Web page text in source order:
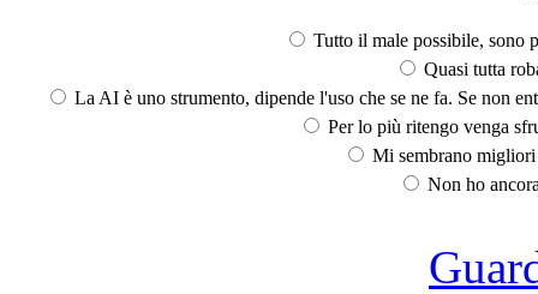
Tutto il male possibile, sono
Quasi tutta
La AI è uno strumento, dipende l'uso che se ne fa. Se non
Per lo più ritengo venga
Mi sembrano
Non ho